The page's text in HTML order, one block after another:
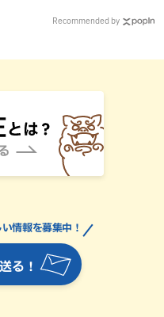
Recommended by
る！
情報を募集中！